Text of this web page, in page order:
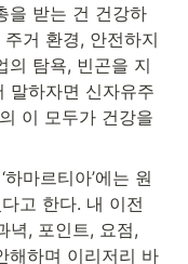
을 받는 건 건강하
거 환경, 안전하지
의 탐욕, 빈곤을 지
말하자면 신자유주
이 모두가 건강을
마르티아’에는 원
고 한다. 내 이전
녁, 포인트, 요점,
해하며 이리저리 바